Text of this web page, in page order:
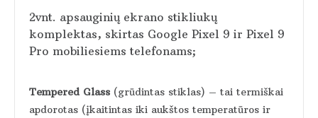
2vnt. apsauginių ekrano stikliukų
komplektas, skirtas Google Pixel 9 ir Pixel 9
Pro mobiliesiems telefonams;
Tempered Glass (grūdintas stiklas) – tai termiškai
apdorotas (įkaitintas iki aukštos temperatūros ir